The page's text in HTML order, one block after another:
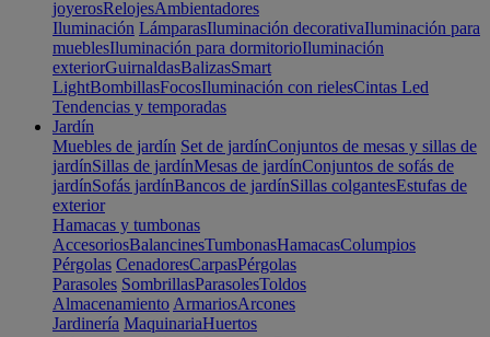
joyerosRelojesAmbientadores
Iluminación LámparasIluminación decorativaIluminación para
mueblesIluminación para dormitorioIluminación
exteriorGuirnaldasBalizasSmart
LightBombillasFocosIluminación con rielesCintas Led
Tendencias y temporadas
Jardín
Muebles de jardín Set de jardínConjuntos de mesas y sillas de
jardínSillas de jardínMesas de jardínConjuntos de sofás de
jardínSofás jardínBancos de jardínSillas colgantesEstufas de
exterior
Hamacas y tumbonas
AccesoriosBalancinesTumbonasHamacasColumpios
Pérgolas CenadoresCarpasPérgolas
Parasoles SombrillasParasolesToldos
Almacenamiento ArmariosArcones
Jardinería MaquinariaHuertos